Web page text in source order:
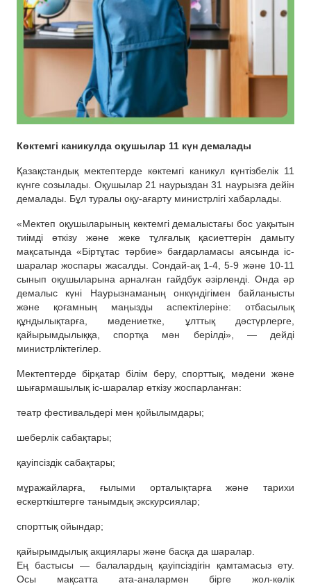
Көктемгі каникулда оқушылар 11 күн демалады
Қазақстандық мектептерде көктемгі каникул күнтізбелік 11
күнге созылады. Оқушылар 21 наурыздан 31 наурызға дейін
демалады. Бұл туралы оқу-ағарту министрлігі хабарлады.
«Мектеп оқушыларының көктемгі демалыстағы бос уақытын
тиімді өткізу және жеке тұлғалық қасиеттерін дамыту
мақсатында «Біртұтас тәрбие» бағдарламасы аясында іс-
шаралар жоспары жасалды. Сондай-ақ 1-4, 5-9 және 10-11
сынып оқушыларына арналған гайдбук әзірленді. Онда әр
демалыс күні Наурызнаманың онкүндігімен байланысты
және қоғамның маңызды аспектілеріне: отбасылық
құндылықтарға, мәдениетке, ұлттық дәстүрлерге,
қайырымдылыққа, спортқа мән берілді», — дейді
министрліктегілер.
Мектептерде бірқатар білім беру, спорттық, мәдени және
шығармашылық іс-шаралар өткізу жоспарланған:
театр фестивальдері мен қойылымдары;
шеберлік сабақтары;
қауіпсіздік сабақтары;
мұражайларға, ғылыми орталықтарға және тарихи
ескерткіштерге танымдық экскурсиялар;
спорттық ойындар;
қайырымдылық акциялары және басқа да шаралар.
Ең бастысы — балалардың қауіпсіздігін қамтамасыз ету.
Осы мақсатта ата-аналармен бірге жол-көлік